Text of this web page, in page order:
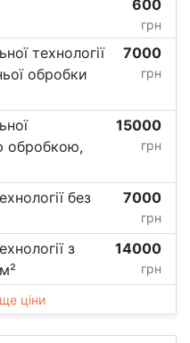
600
грн
технології
обробки
7000
грн
обробкою,
15000
грн
без
7000
грн
з
14000
грн
ціни